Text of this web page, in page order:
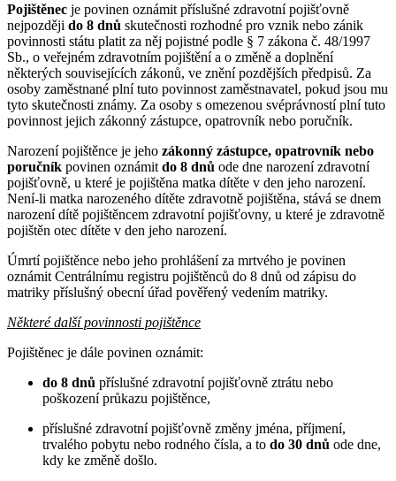
Pojištěnec je povinen oznámit příslušné zdravotní pojišťovně
nejpozději do 8 dnů skutečnosti rozhodné pro vznik nebo zánik
povinnosti státu platit za něj pojistné podle § 7 zákona č. 48/1997
Sb., o veřejném zdravotním pojištění a o změně a doplnění
některých souvisejících zákonů, ve znění pozdějších předpisů. Za
osoby zaměstnané plní tuto povinnost zaměstnavatel, pokud jsou mu
tyto skutečnosti známy. Za osoby s omezenou svéprávností plní tuto
povinnost jejich zákonný zástupce, opatrovník nebo poručník.
Narození pojištěnce je jeho zákonný zástupce, opatrovník nebo
poručník povinen oznámit do 8 dnů ode dne narození zdravotní
pojišťovně, u které je pojištěna matka dítěte v den jeho narození.
Není-li matka narozeného dítěte zdravotně pojištěna, stává se dnem
narození dítě pojištěncem zdravotní pojišťovny, u které je zdravotně
pojištěn otec dítěte v den jeho narození.
Úmrtí pojištěnce nebo jeho prohlášení za mrtvého je povinen
oznámit Centrálnímu registru pojištěnců do 8 dnů od zápisu do
matriky příslušný obecní úřad pověřený vedením matriky.
Některé další povinnosti pojištěnce
Pojištěnec je dále povinen oznámit:
do 8 dnů příslušné zdravotní pojišťovně ztrátu nebo
poškození průkazu pojištěnce,
příslušné zdravotní pojišťovně změny jména, příjmení,
trvalého pobytu nebo rodného čísla, a to do 30 dnů ode dne,
kdy ke změně došlo.